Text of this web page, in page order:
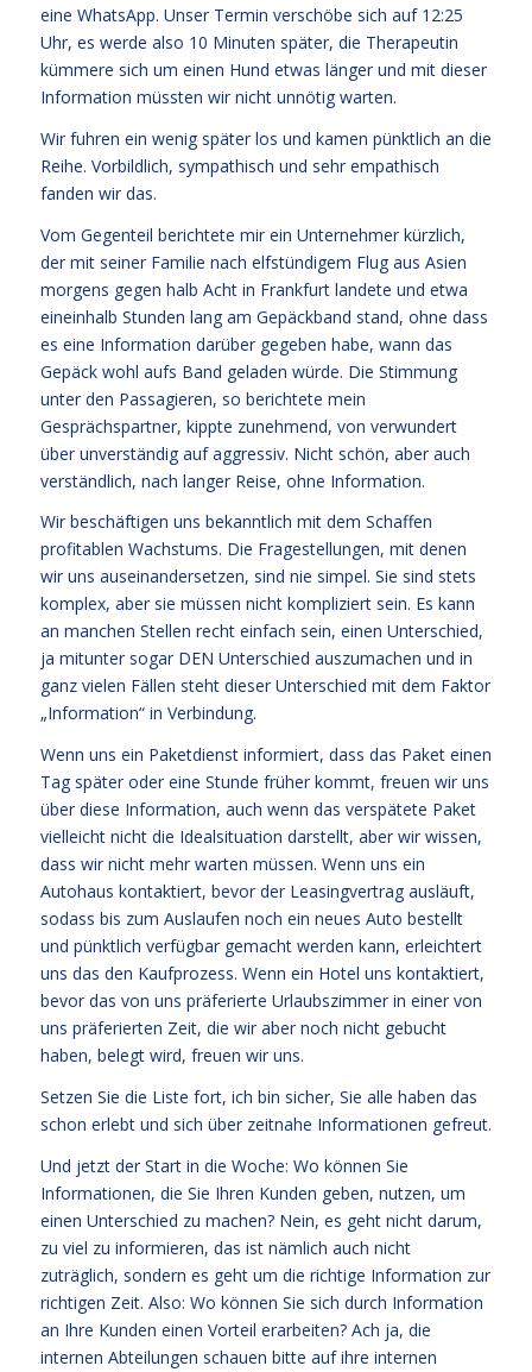
eine WhatsApp. Unser Termin verschöbe sich auf 12:25
Uhr, es werde also 10 Minuten später, die Therapeutin
kümmere sich um einen Hund etwas länger und mit dieser
Information müssten wir nicht unnötig warten.
Wir fuhren ein wenig später los und kamen pünktlich an die
Reihe. Vorbildlich, sympathisch und sehr empathisch
fanden wir das.
Vom Gegenteil berichtete mir ein Unternehmer kürzlich,
der mit seiner Familie nach elfstündigem Flug aus Asien
morgens gegen halb Acht in Frankfurt landete und etwa
eineinhalb Stunden lang am Gepäckband stand, ohne dass
es eine Information darüber gegeben habe, wann das
Gepäck wohl aufs Band geladen würde. Die Stimmung
unter den Passagieren, so berichtete mein
Gesprächspartner, kippte zunehmend, von verwundert
über unverständig auf aggressiv. Nicht schön, aber auch
verständlich, nach langer Reise, ohne Information.
Wir beschäftigen uns bekanntlich mit dem Schaffen
profitablen Wachstums. Die Fragestellungen, mit denen
wir uns auseinandersetzen, sind nie simpel. Sie sind stets
komplex, aber sie müssen nicht kompliziert sein. Es kann
an manchen Stellen recht einfach sein, einen Unterschied,
ja mitunter sogar DEN Unterschied auszumachen und in
ganz vielen Fällen steht dieser Unterschied mit dem Faktor
„Information“ in Verbindung.
Wenn uns ein Paketdienst informiert, dass das Paket einen
Tag später oder eine Stunde früher kommt, freuen wir uns
über diese Information, auch wenn das verspätete Paket
vielleicht nicht die Idealsituation darstellt, aber wir wissen,
dass wir nicht mehr warten müssen. Wenn uns ein
Autohaus kontaktiert, bevor der Leasingvertrag ausläuft,
sodass bis zum Auslaufen noch ein neues Auto bestellt
und pünktlich verfügbar gemacht werden kann, erleichtert
uns das den Kaufprozess. Wenn ein Hotel uns kontaktiert,
bevor das von uns präferierte Urlaubszimmer in einer von
uns präferierten Zeit, die wir aber noch nicht gebucht
haben, belegt wird, freuen wir uns.
Setzen Sie die Liste fort, ich bin sicher, Sie alle haben das
schon erlebt und sich über zeitnahe Informationen gefreut.
Und jetzt der Start in die Woche: Wo können Sie
Informationen, die Sie Ihren Kunden geben, nutzen, um
einen Unterschied zu machen? Nein, es geht nicht darum,
zu viel zu informieren, das ist nämlich auch nicht
zuträglich, sondern es geht um die richtige Information zur
richtigen Zeit. Also: Wo können Sie sich durch Information
an Ihre Kunden einen Vorteil erarbeiten? Ach ja, die
internen Abteilungen schauen bitte auf ihre internen